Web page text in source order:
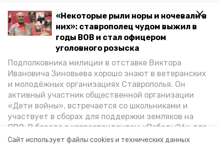
Сайт использует файлы cookies и технических данных
«Некоторые рыли норы и ночевали в
них»: ставрополец чудом выжил в
годы ВОВ и стал офицером
уголовного розыска
Подполковника милиции в отставке Виктора
Ивановича Зиновьева хорошо знают в ветеранских
и молодёжных организациях Ставрополья. Он
активный участник общественной организации
«Дети войны», встречается со школьниками и
участвует в сборах для поддержки земляков на
СВО. В беседе с корреспондентом «Победы26» для
спецпроекта «Дети Великой Отечественной»
При выходе комплекса на запланированные объёмы
первая партия продукции будет выпущена уже осенью.
Имеются планы далее развивать на базе предприятия
глубокую переработку куриных яиц для получения
высококачественного порошка. Кроме того, на фабрике будут
выпускать термически обработанные и гранулированные
органические удобрения, а также корма для птиц.